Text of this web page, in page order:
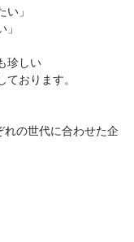
」
珍しい
おります。
の世代に合わせた企